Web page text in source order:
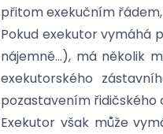
přitom exekučním
Pokud exekutor vymáhá
nájemné…), má několik
exekutorského
pozastavením
Exekutor však může